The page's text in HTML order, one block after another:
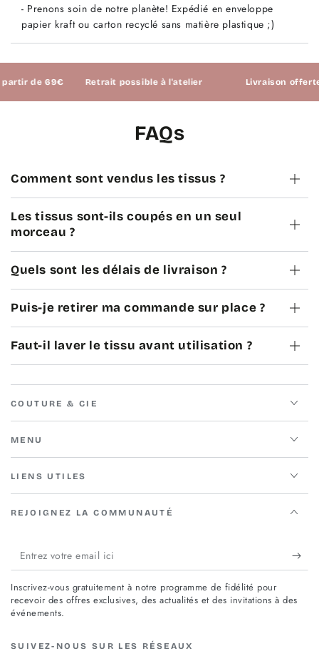
- Prenons soin de notre planète! Expédié en enveloppe
papier kraft ou carton recyclé sans matière plastique ;)
de 69€ Retrait possible à l'atelier Livraison offerte à
FAQs
Comment sont vendus les tissus ?
Les tissus sont-ils coupés en un seul
morceau ?
Quels sont les délais de livraison ?
Puis-je retirer ma commande sur place ?
Faut-il laver le tissu avant utilisation ?
COUTURE & CIE
MENU
LIENS UTILES
REJOIGNEZ LA COMMUNAUTÉ
Entrez
votre
email
ici
Inscrivez-vous gratuitement à notre programme de fidélité pour
recevoir des offres exclusives, des actualités et des invitations à des
événements.
SUIVEZ-NOUS SUR LES RÉSEAUX